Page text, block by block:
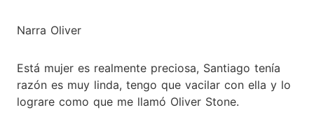
Narra Oliver
Está mujer es realmente preciosa, Santiago tenía
razón es muy linda, tengo que vacilar con ella y lo
lograre como que me llamó Oliver Stone.